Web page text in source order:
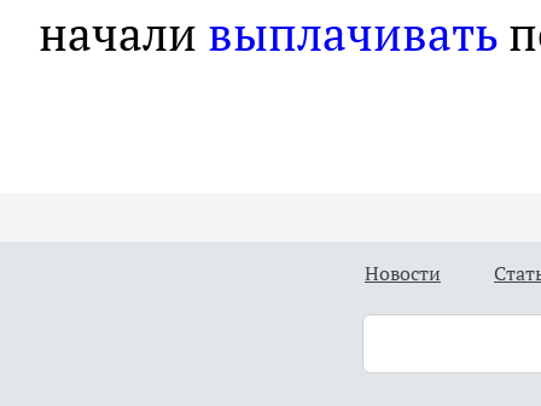
начали выплачивать
Новости